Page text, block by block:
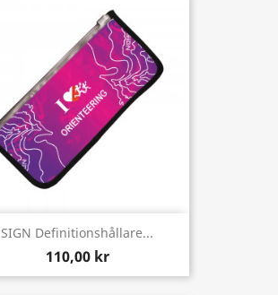
SIGN Definitionshållare...
110,00 kr